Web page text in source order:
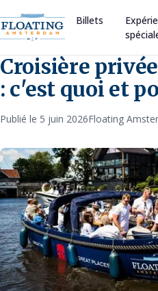
Billets
Croisière
: c'est quoi et
Publié le 5 juin 2026Floating